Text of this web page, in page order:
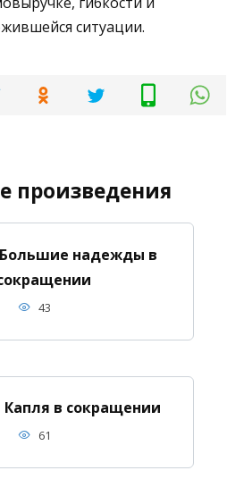
ситуации.
произведения
надежды в
43
Капля в сокращении
61